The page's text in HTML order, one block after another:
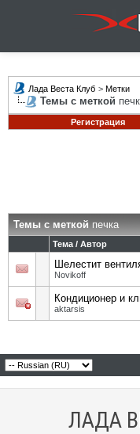
Лада Веста Клуб > Метки
Темы с меткой
Регистрация
Темы с меткойпечка
Тема / Автор
Шелестит
Novikoff
Кондиционер и
aktarsis
ЛАДА